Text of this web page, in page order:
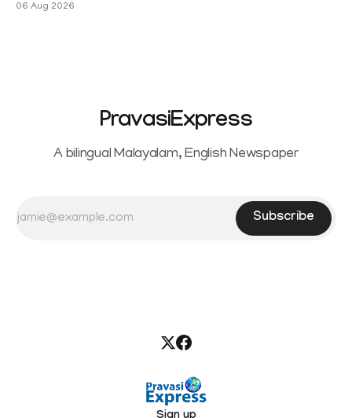
06 Aug 2026
PravasiExpress
A bilingual Malayalam, English Newspaper
Subscribe